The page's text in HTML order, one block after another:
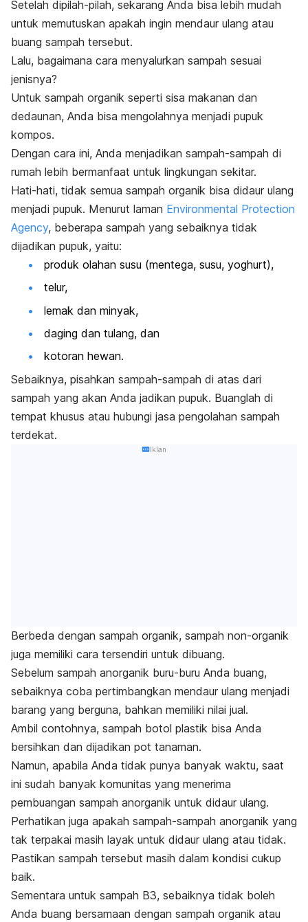
Setelah dipilah-pilah, sekarang Anda bisa lebih mudah
untuk memutuskan apakah ingin mendaur ulang atau
buang sampah tersebut.
Lalu, bagaimana cara menyalurkan sampah sesuai
jenisnya?
Untuk sampah organik seperti sisa makanan dan
dedaunan, Anda bisa mengolahnya menjadi pupuk
kompos.
Dengan cara ini, Anda menjadikan sampah-sampah di
rumah lebih bermanfaat untuk lingkungan sekitar.
Hati-hati, tidak semua sampah organik bisa didaur ulang
menjadi pupuk. Menurut laman Environmental Protection
Agency, beberapa sampah yang sebaiknya tidak
dijadikan pupuk, yaitu:
produk olahan susu (mentega, susu, yoghurt),
telur,
lemak dan minyak,
daging dan tulang, dan
kotoran hewan.
Sebaiknya, pisahkan sampah-sampah di atas dari
sampah yang akan Anda jadikan pupuk. Buanglah di
tempat khusus atau hubungi jasa pengolahan sampah
terdekat.
Iklan
Berbeda dengan sampah organik, sampah non-organik
juga memiliki cara tersendiri untuk dibuang.
Sebelum sampah anorganik buru-buru Anda buang,
sebaiknya coba pertimbangkan mendaur ulang menjadi
barang yang berguna, bahkan memiliki nilai jual.
Ambil contohnya, sampah botol plastik bisa Anda
bersihkan dan dijadikan pot tanaman.
Namun, apabila Anda tidak punya banyak waktu, saat
ini sudah banyak komunitas yang menerima
pembuangan sampah anorganik untuk didaur ulang.
Perhatikan juga apakah sampah-sampah anorganik yang
tak terpakai masih layak untuk didaur ulang atau tidak.
Pastikan sampah tersebut masih dalam kondisi cukup
baik.
Sementara untuk sampah B3, sebaiknya tidak boleh
Anda buang bersamaan dengan sampah organik atau